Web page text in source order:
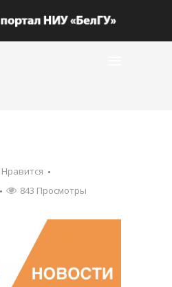
Нравится
843 Просмотры